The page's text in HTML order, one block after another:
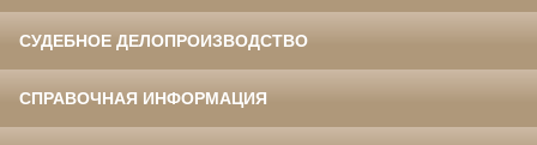
СУДЕБНОЕ ДЕЛОПРОИЗВОДСТВО
СПРАВОЧНАЯ ИНФОРМАЦИЯ